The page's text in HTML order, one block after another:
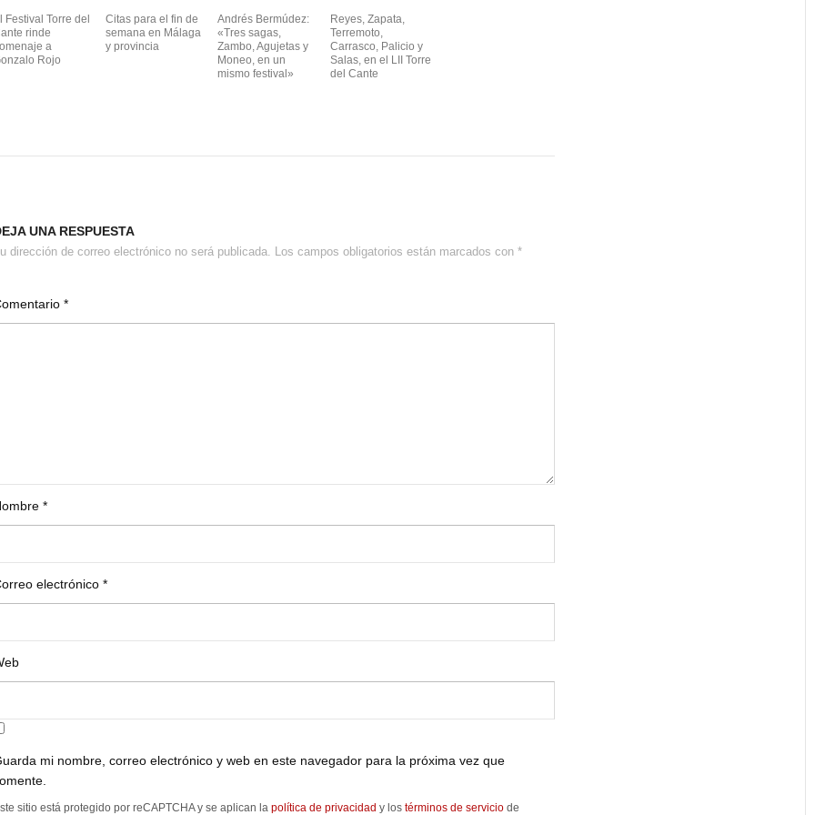
Festival Torre del
rinde
a
Rojo
Citas para el fin de
semana en Málaga
y provincia
Andrés Bermúdez:
«Tres sagas,
Zambo, Agujetas y
Moneo, en un
mismo festival»
Reyes, Zapata,
Terremoto,
Carrasco, Palicio y
Salas, en el LII Torre
del Cante
UNA RESPUESTA
dirección de correo electrónico no será publicada. Los campos obligatorios están marcados con*
*
*
electrónico*
mi nombre, correo electrónico y web en este navegador para la próxima vez que
sitio está protegido por reCAPTCHA y se aplican lapolítica de privacidad y lostérminos de servicio de